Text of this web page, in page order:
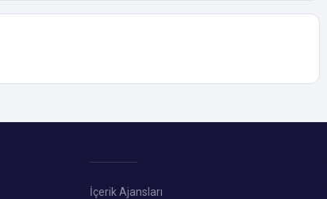
İçerik Ajansları